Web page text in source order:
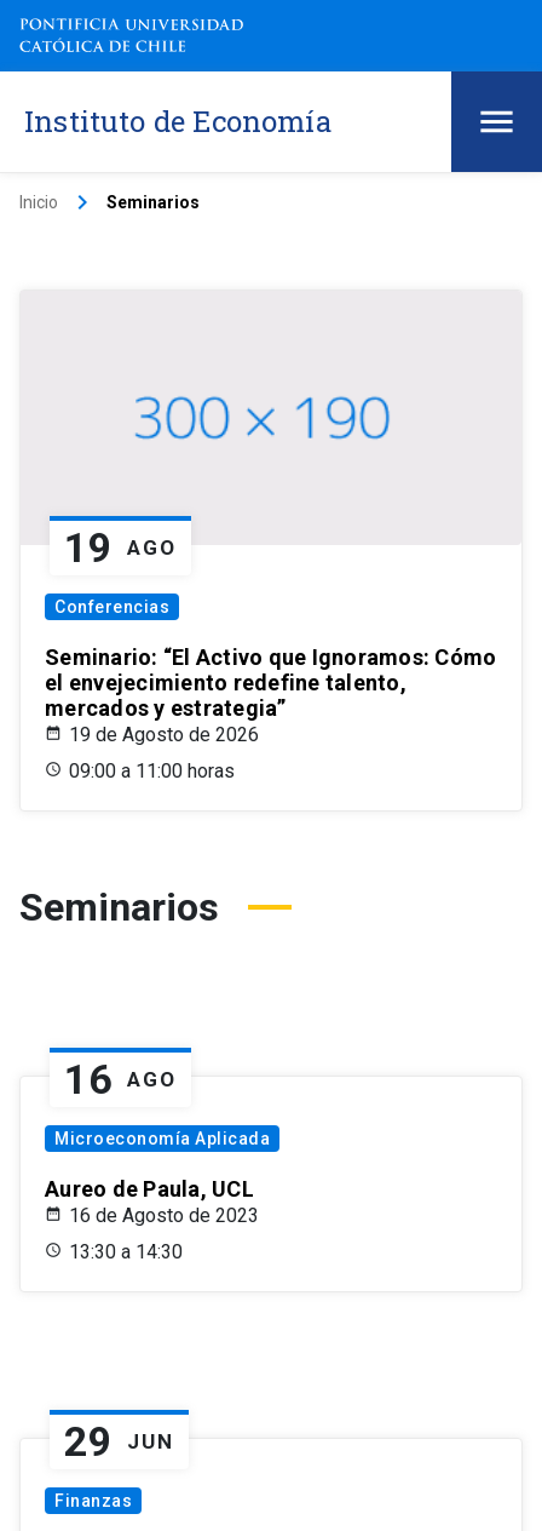
Instituto de Economía
Inicio keyboard_arrow_right Seminarios
19 AGO
Conferencias
Seminario: “El Activo que Ignoramos: Cómo
el envejecimiento redefine talento,
mercados y estrategia”
19 de Agosto de 2026
09:00 a 11:00 horas
Seminarios
16 AGO
Microeconomía Aplicada
Aureo de Paula, UCL
16 de Agosto de 2023
13:30 a 14:30
29 JUN
Finanzas